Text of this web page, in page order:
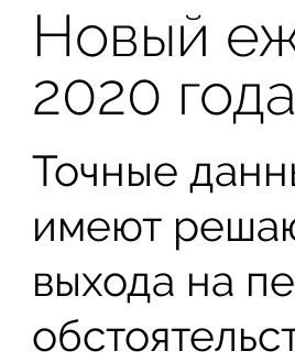
Новый
2020
Точные
имеют
выхода на